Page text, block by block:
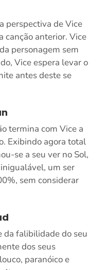
perspectiva de Vice
canção anterior. Vice
personagem sem
Vice espera levar o
antes deste se
termina com Vice a
Exibindo agora total
se a seu ver no Sol,
um ser
sem considerar
da falibilidade do seu
dos seus
paranóico e